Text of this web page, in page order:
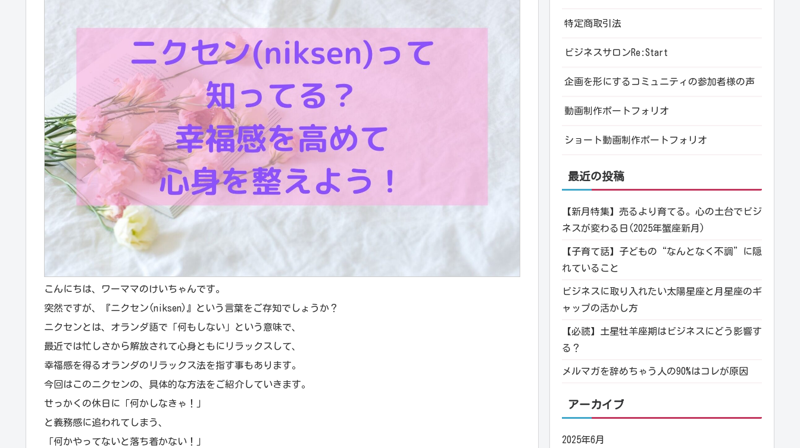
こんにちは、ワーママのけいちゃんです。
突然ですが、『ニクセン(niksen)』という言葉をご存知でしょうか？
ニクセンとは、オランダ語で「何もしない」という意味で、
最近では忙しさから解放されて心身ともにリラックスして、
幸福感を得るオランダのリラックス法を指す事もあります。
今回はこのニクセンの、具体的な方法をご紹介していきます。
せっかくの休日に「何かしなきゃ！」
と義務感に追われてしまう、
「何かやってないと落ち着かない！」
特定商取引法
ビジネスサロンRe:Start
企画を形にするコミュニティの参加者様の声
動画制作ポートフォリオ
ショート動画制作ポートフォリオ
最近の投稿
【新月特集】売るより育てる。心の土台でビジ
ネスが変わる日(2025年蟹座新月)
【子育て話】子どもの“なんとなく不調”に隠
れていること
ビジネスに取り入れたい太陽星座と月星座のギ
ャップの活かし方
【必読】土星牡羊座期はビジネスにどう影響す
る？
メルマガを辞めちゃう人の90%はコレが原因
アーカイブ
2025年6月